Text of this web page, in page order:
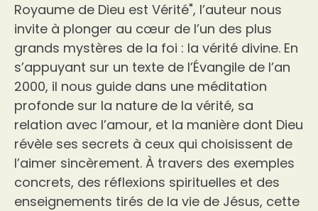
Royaume de Dieu est Vérité", l’auteur nous
invite à plonger au cœur de l’un des plus
grands mystères de la foi : la vérité divine. En
s’appuyant sur un texte de l’Évangile de l’an
2000, il nous guide dans une méditation
profonde sur la nature de la vérité, sa
relation avec l’amour, et la manière dont Dieu
révèle ses secrets à ceux qui choisissent de
l’aimer sincèrement. À travers des exemples
concrets, des réflexions spirituelles et des
enseignements tirés de la vie de Jésus, cette